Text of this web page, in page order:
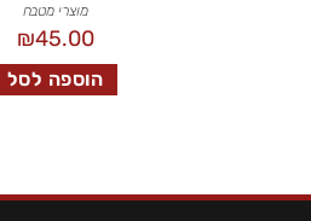
מוצרי מטבח
₪45.00
הוספה לסל